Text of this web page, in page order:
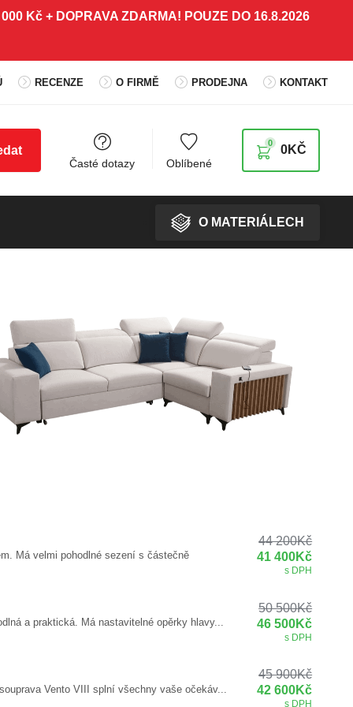
Kč + DOPRAVA ZDARMA! POUZE DO 16.8.2026
RECENZE O FIRMĚ PRODEJNA KONTAKT
Časté dotazy Oblíbené
0KČ
0
O MATERIÁLECH
Má velmi pohodlné sezení s částečně
44 200Kč
41 400Kč
s DPH
a praktická. Má nastavitelné opěrky hlavy...
50 500Kč
46 500Kč
s DPH
Vento VIII splní všechny vaše očekáv...
45 900Kč
42 600Kč
s DPH